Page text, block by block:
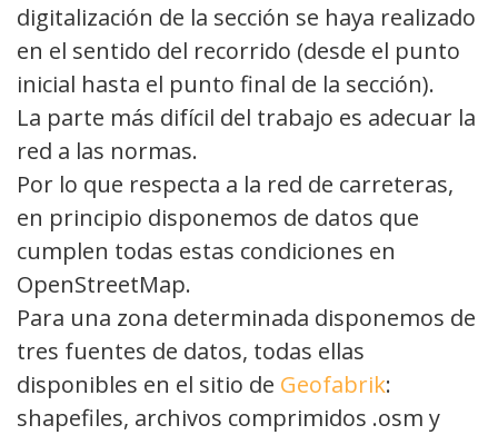
digitalización de la sección se haya realizado
en el sentido del recorrido (desde el punto
inicial hasta el punto final de la sección).
La parte más difícil del trabajo es adecuar la
red a las normas.
Por lo que respecta a la red de carreteras,
en principio disponemos de datos que
cumplen todas estas condiciones en
OpenStreetMap.
Para una zona determinada disponemos de
tres fuentes de datos, todas ellas
disponibles en el sitio de Geofabrik:
shapefiles, archivos comprimidos .osm y